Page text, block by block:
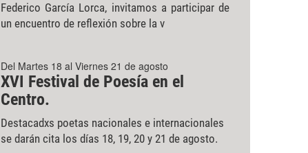
Federico García Lorca, invitamos a participar de
un encuentro de reflexión sobre la v
Del Martes 18 al Viernes 21 de agosto
XVI Festival de Poesía en el
Centro.
Destacadxs poetas nacionales e internacionales
se darán cita los días 18, 19, 20 y 21 de agosto.